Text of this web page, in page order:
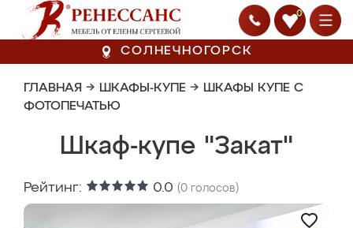
0
СОЛНЕЧНОГОРСК
ГЛАВНАЯ → ШКАФЫ-КУПЕ → ШКАФЫ КУПЕ С
ФОТОПЕЧАТЬЮ
Шкаф-купе "Закат"
Рейтинг: 0.0 (0 голосов)